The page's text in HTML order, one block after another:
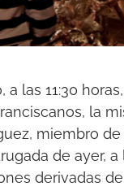
las 11:30
la
miembro
de ayer,
derivadas